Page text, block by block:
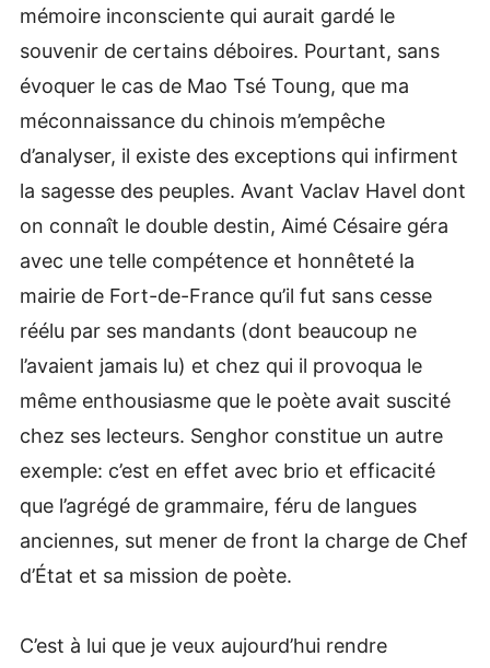
mémoire inconsciente qui aurait gardé le
souvenir de certains déboires. Pourtant, sans
évoquer le cas de Mao Tsé Toung, que ma
méconnaissance du chinois m’empêche
d’analyser, il existe des exceptions qui infirment
la sagesse des peuples. Avant Vaclav Havel dont
on connaît le double destin, Aimé Césaire géra
avec une telle compétence et honnêteté la
mairie de Fort-de-France qu’il fut sans cesse
réélu par ses mandants (dont beaucoup ne
l’avaient jamais lu) et chez qui il provoqua le
même enthousiasme que le poète avait suscité
chez ses lecteurs. Senghor constitue un autre
exemple: c’est en effet avec brio et efficacité
que l’agrégé de grammaire, féru de langues
anciennes, sut mener de front la charge de Chef
d’État et sa mission de poète.
C’est à lui que je veux aujourd’hui rendre